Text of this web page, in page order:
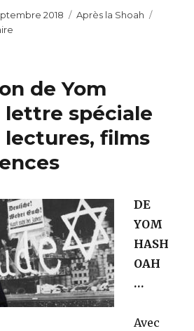
2018 Catégories
Après la Shoah
(1928
2018)
de Yom
lettre spéciale
lectures, films
DE
YOM
HASH
OAH
…
Avec